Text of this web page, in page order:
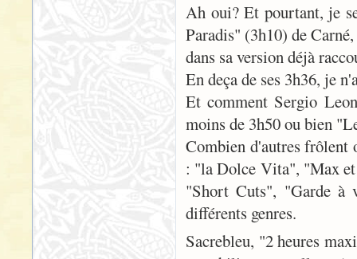
Ah oui? Et pourtant, je
Paradis" (3h10) de
dans sa version déjà
En deça de ses 3h36, je
Et comment Sergio
moins de 3h50 ou bien
Combien d'autres frôlent
: "la Dolce Vita", "Max et
"Short Cuts", "Garde à
différents genres.
Sacrebleu, "2 heures